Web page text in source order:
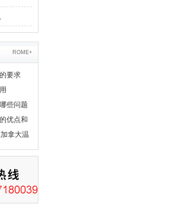
ROME+
要求
些问题
优点和
拿大温